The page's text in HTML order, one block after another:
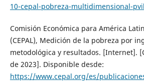
10-cepal-pobreza-multidimensional-
Comisión Económica para América
(CEPAL), Medición de la pobreza por
metodológica y resultados. [Internet].
de 2023]. Disponible desde:
https://www.cepal.org/es/